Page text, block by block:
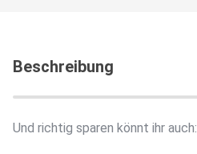
Beschreibung
Und richtig sparen könnt ihr